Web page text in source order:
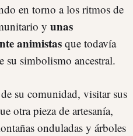
en torno a los ritmos de
y unas
animistas que todavía
su simbolismo ancestral.
su comunidad, visitar sus
otra pieza de artesanía,
onduladas y árboles